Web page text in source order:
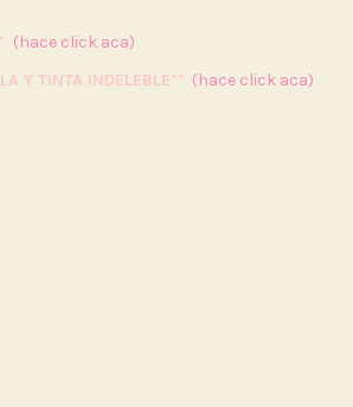
(hace click aca)
Y TINTA INDELEBLE** (hace click aca)